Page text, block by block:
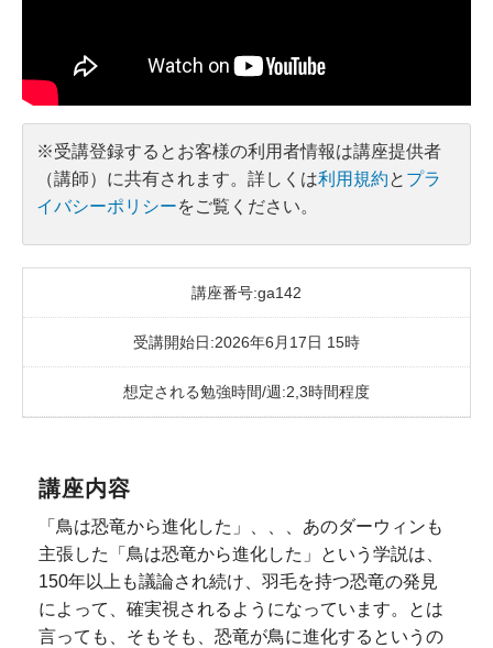
※受講登録するとお客様の利用者情報は講座提供者
（講師）に共有されます。詳しくは利用規約と プラ
イバシーポリシーをご覧ください。
講座番号:ga142
受講開始日:2026年6月17日 15時
想定される勉強時間/週:2,3時間程度
講座内容
「鳥は恐竜から進化した」、、、あのダーウィンも
主張した「鳥は恐竜から進化した」という学説は、
150年以上も議論され続け、羽毛を持つ恐竜の発見
によって、確実視されるようになっています。とは
言っても、そもそも、恐竜が鳥に進化するというの